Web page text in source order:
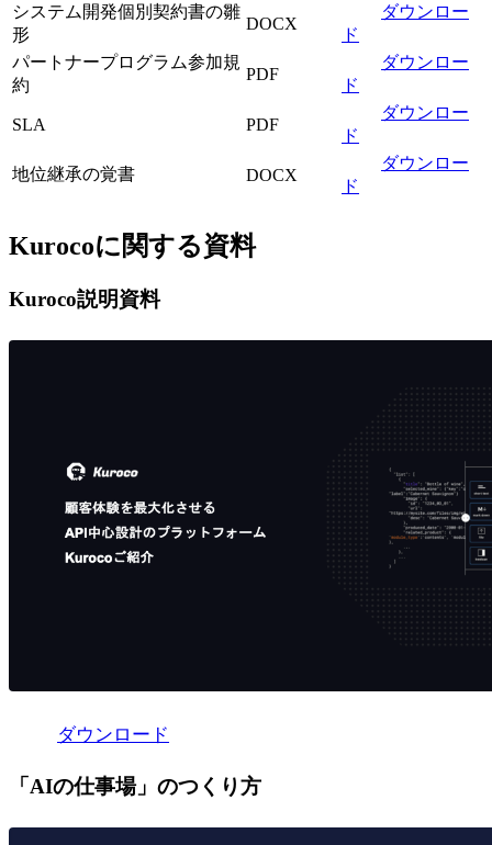
システム開発個別契約書の雛
形
DOCX
ダウンロー
ド
パートナープログラム参加規
約
PDF
ダウンロー
ド
SLA PDF
ダウンロー
ド
地位継承の覚書 DOCX
ダウンロー
ド
Kurocoに関する資料
Kuroco説明資料
ダウンロード
「AIの仕事場」のつくり方